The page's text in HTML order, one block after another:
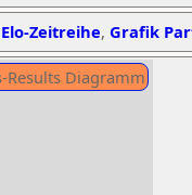
Zeitreihe, Grafik